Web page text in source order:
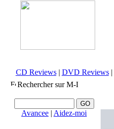
CD Reviews| DVD Reviews|
Rechercher sur M-I
Avancee | Aidez-moi